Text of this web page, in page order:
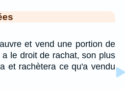
et vend une portion de
le droit de rachat, son plus
et rachètera ce qu'a vendu